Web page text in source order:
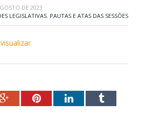
DE 2023
LEGISLATIVAS, PAUTAS E ATAS DAS SESSÕES
Google+PinterestLinkedInTumblr